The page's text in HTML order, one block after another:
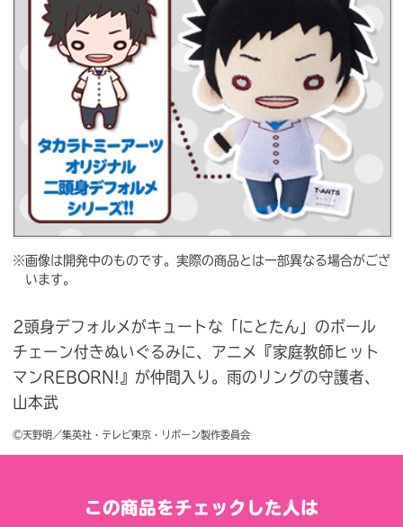
※画像は開発中のものです。実際の商品とは一部異なる場合がござ
います。
2頭身デフォルメがキュートな「にとたん」のボール
チェーン付きぬいぐるみに、アニメ『家庭教師ヒット
マンREBORN!』が仲間入り。雨のリングの守護者、
山本武
©天野明／集英社・テレビ東京・リボーン製作委員会
この商品をチェックした人は